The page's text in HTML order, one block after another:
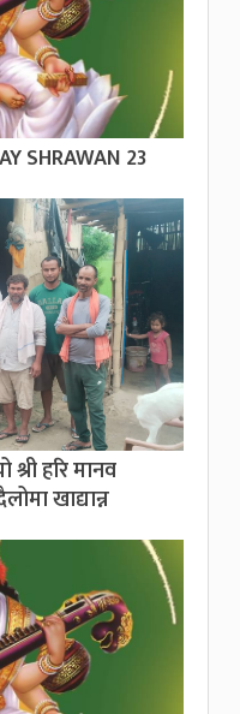
SHRAWAN 23
हरि मानव
खाद्यान्न